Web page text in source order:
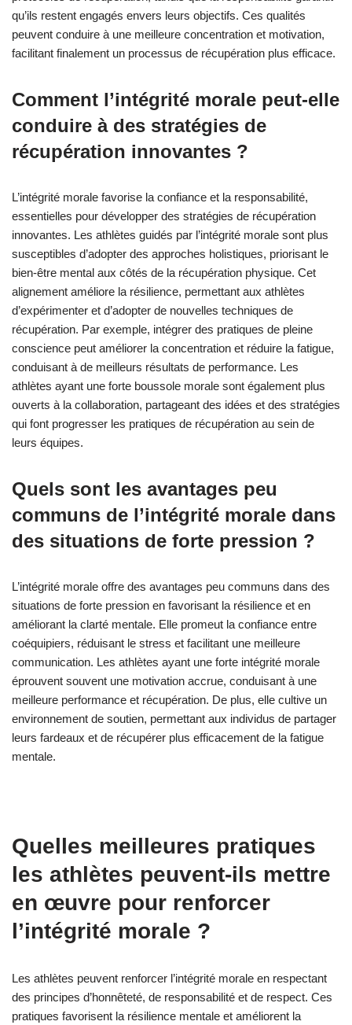
Quels attributs rares de
l’intégrité morale peuvent
améliorer la récupération des
athlètes ?
L’intégrité morale améliore la récupération des athlètes en
favorisant la résilience et en promouvant la prise de décision
éthique. Des attributs rares tels que l’autodiscipline et la
responsabilité contribuent significativement à la force mentale.
qu’ils restent engagés envers leurs objectifs. Ces qualités
peuvent conduire à une meilleure concentration et motivation,
facilitant finalement un processus de récupération plus efficace.
Comment l’intégrité morale peut-elle
conduire à des stratégies de
récupération innovantes ?
L’intégrité morale favorise la confiance et la responsabilité,
essentielles pour développer des stratégies de récupération
innovantes. Les athlètes guidés par l’intégrité morale sont plus
susceptibles d’adopter des approches holistiques, priorisant le
bien-être mental aux côtés de la récupération physique. Cet
conduisant à de meilleurs résultats de performance. Les
athlètes ayant une forte boussole morale sont également plus
ouverts à la collaboration, partageant des idées et des stratégies
qui font progresser les pratiques de récupération au sein de
leurs équipes.
communs de l’intégrité morale dans
des situations de forte pression ?